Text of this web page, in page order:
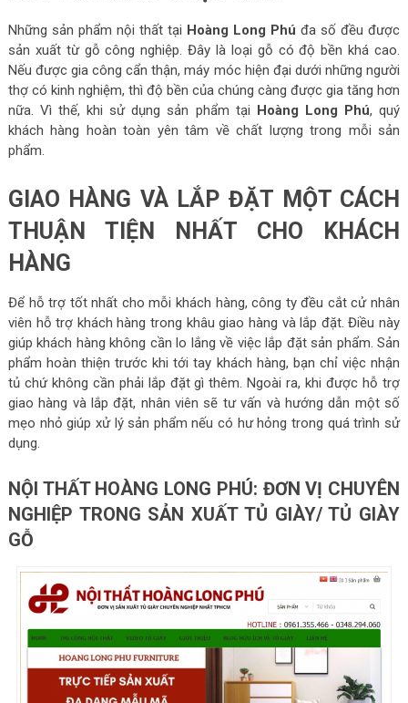
Những sản phẩm nội thất tại Hoàng Long Phú đa số đều được
sản xuất từ gỗ công nghiệp. Đây là loại gỗ có độ bền khá cao.
Nếu được gia công cẩn thận, máy móc hiện đại dưới những người
thợ có kinh nghiệm, thì độ bền của chúng càng được gia tăng hơn
nữa. Vì thế, khi sử dụng sản phẩm tại Hoàng Long Phú, quý
khách hàng hoàn toàn yên tâm về chất lượng trong mỗi sản
phẩm.
GIAO HÀNG VÀ LẮP ĐẶT MỘT CÁCH
THUẬN TIỆN NHẤT CHO KHÁCH
HÀNG
Để hỗ trợ tốt nhất cho mỗi khách hàng, công ty đều cắt cử nhân
viên hỗ trợ khách hàng trong khâu giao hàng và lắp đặt. Điều này
giúp khách hàng không cần lo lắng về việc lắp đặt sản phẩm. Sản
phẩm hoàn thiện trước khi tới tay khách hàng, bạn chỉ việc nhận
tủ chứ không cần phải lắp đặt gì thêm. Ngoài ra, khi được hỗ trợ
giao hàng và lắp đặt, nhân viên sẽ tư vấn và hướng dẫn một số
mẹo nhỏ giúp xử lý sản phẩm nếu có hư hỏng trong quá trình sử
dụng.
NỘI THẤT HOÀNG LONG PHÚ: ĐƠN VỊ CHUYÊN
NGHIỆP TRONG SẢN XUẤT TỦ GIÀY/ TỦ GIÀY
GỖ